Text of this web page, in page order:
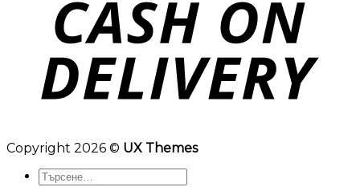
Copyright 2026 © UX Themes